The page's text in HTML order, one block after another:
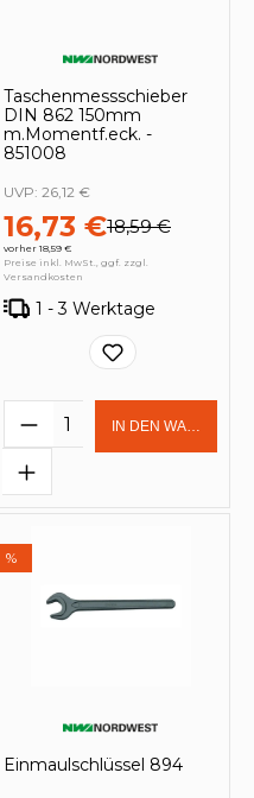
den
Taschenmessschieber
DIN 862 150mm
m.Momentf.eck. -
851008
16,73 €18,59 €
vorher 18,59 €
UVP: 26,12 €
Preise inkl. MwSt., ggf. zzgl.
Versandkosten
1 - 3 Werktage
Produkt Anzahl:
IN DEN
%
Einmaulschlüssel 894